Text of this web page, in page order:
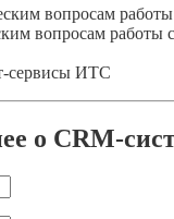
вопросам
вопросам
сервисы ИТС
о CRM-